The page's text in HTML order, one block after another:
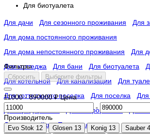
Для биотуалета
Для дачи Для сезонного проживания
Для
Для дома постоянного проживания
Для дома непостоянного проживания
Для
Для коттеджа
Для бани Для биотуалета
Для котельной
Для канализации
Для
Для коттеджного поселка
Для поселка
Для
Для предприятия
Для микрорайона Для
Для автомойки
Промышленные
Фильтры
Сбросить Выберите фильтры
11000-890000₽Цена
-
Производитель
Evo Stok 12 Glosen 13 Konig 13 Sauber 4